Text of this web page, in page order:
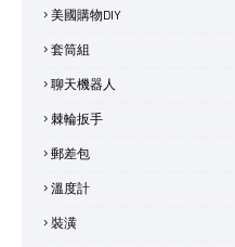
美國購物DIY
套筒組
聊天機器人
棘輪扳手
郵差包
溫度計
裝潢